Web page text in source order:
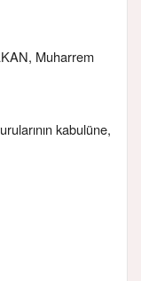
Muharrem
kabulüne,